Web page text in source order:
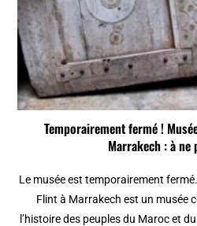
Temporairement fermé !
Marrakech : à ne
Le musée est temporairement
Flint à Marrakech est un musée
l’histoire des peuples du Maroc et